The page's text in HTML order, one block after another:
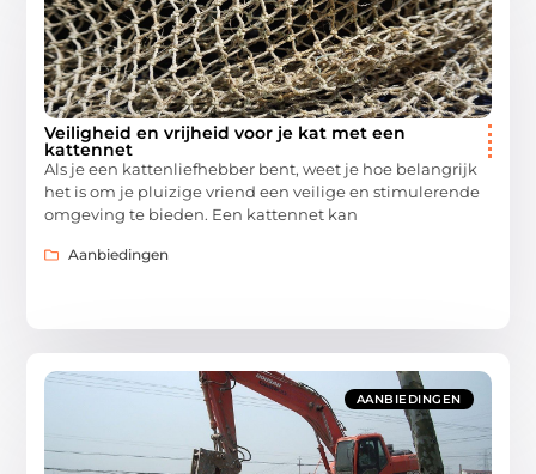
Veiligheid en vrijheid voor je kat met een
kattennet
Als je een kattenliefhebber bent, weet je hoe belangrijk
het is om je pluizige vriend een veilige en stimulerende
omgeving te bieden. Een kattennet kan
Aanbiedingen
AANBIEDINGEN